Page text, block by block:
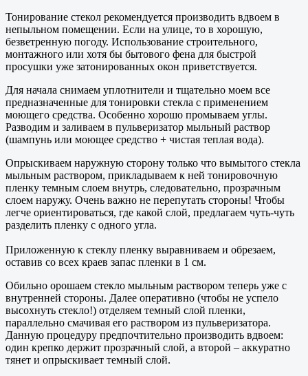
Тонирование стекол рекомендуется производить вдвоем в
непыльном помещении. Если на улице, то в хорошую,
безветренную погоду. Использование строительного,
монтажного или хотя бы бытового фена для быстрой
просушки уже затонированных окон приветствуется.
Для начала снимаем уплотнители и тщательно моем все
предназначенные для тонировки стекла с применением
моющего средства. Особенно хорошо промываем углы.
Разводим и заливаем в пульверизатор мыльный раствор
(шампунь или моющее средство + чистая теплая вода).
Опрыскиваем наружную сторону только что вымытого стекла
мыльным раствором, прикладываем к ней тонировочную
пленку темным слоем внутрь, следовательно, прозрачным
слоем наружу. Очень важно не перепутать стороны! Чтобы
легче ориентироваться, где какой слой, предлагаем чуть-чуть
разделить пленку с одного угла.
Приложенную к стеклу пленку выравниваем и обрезаем,
оставив со всех краев запас пленки в 1 см.
Обильно орошаем стекло мыльным раствором теперь уже с
внутренней стороны. Далее оперативно (чтобы не успело
высохнуть стекло!) отделяем темный слой пленки,
параллельно смачивая его раствором из пульверизатора.
Данную процедуру предпочтительно производить вдвоем:
один крепко держит прозрачный слой, а второй – аккуратно
тянет и опрыскивает темный слой.